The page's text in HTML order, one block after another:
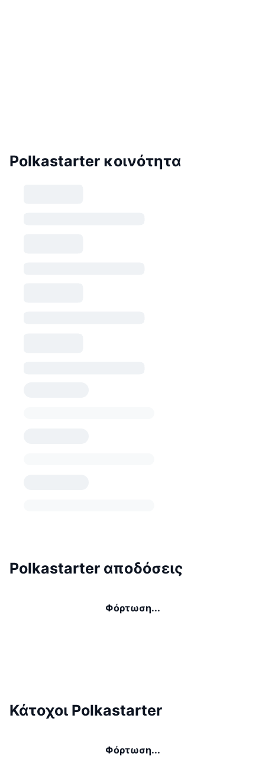
Polkastarter κοινότητα
Polkastarter αποδόσεις
Φόρτωση...
Κάτοχοι Polkastarter
Φόρτωση...